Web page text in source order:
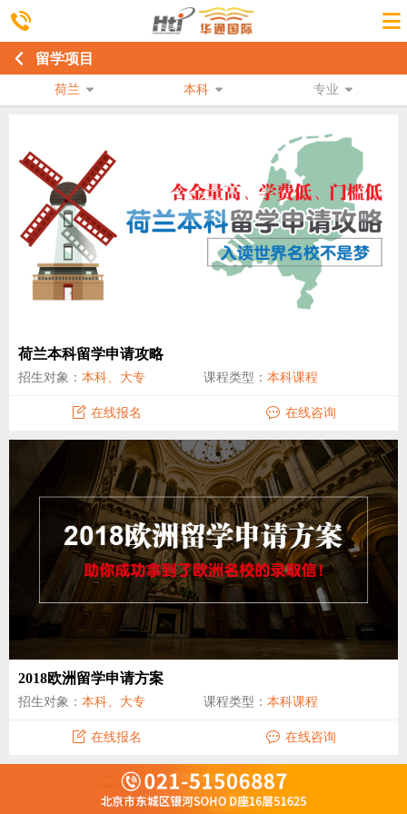
留学项目
荷兰 本科 专业
荷兰本科留学申请攻略
招生对象： 本科、大专 课程类型： 本科课程
在线报名 在线咨询
2018欧洲留学申请方案
招生对象： 本科、大专 课程类型： 本科课程
在线报名 在线咨询